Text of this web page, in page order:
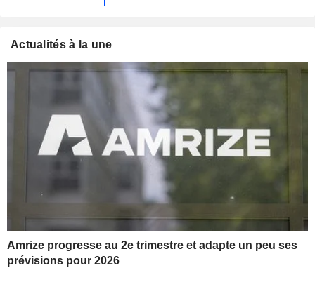
Actualités à la une
Amrize progresse au 2e trimestre et adapte un peu ses
prévisions pour 2026